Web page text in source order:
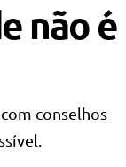
não é
conselhos